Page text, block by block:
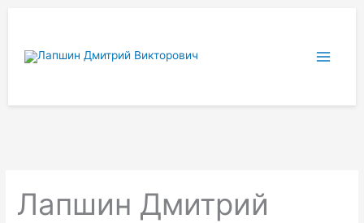
содержимому
Лапшин Дмитрий